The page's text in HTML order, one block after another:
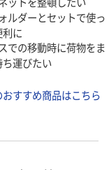
ルダーとセットで使っ
に
での移動時に荷物をま
ち運びたい
おすすめ商品はこちら